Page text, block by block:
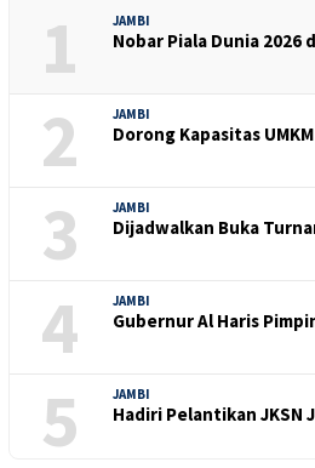
1 JAMBI
Nobar Piala Dunia
2 JAMBI
Dorong Kapasitas
3 JAMBI
Dijadwalkan Buka
4 JAMBI
Gubernur Al Haris
5 JAMBI
Hadiri Pelantikan JKSN